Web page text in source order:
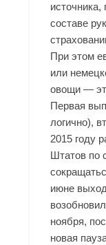
составе
При этом
или
овощи —
Первая
логично),
2015 году
Штатов по
июне
ноября,
новая